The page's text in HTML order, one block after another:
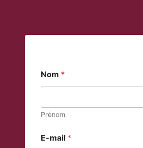
Nom *
Prénom
E-mail *